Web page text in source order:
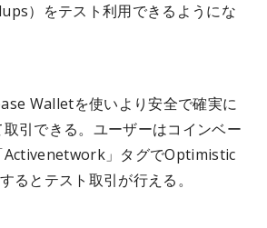
）をテスト利用できるようにな
Walletを使いより安全で確実に
引できる。ユーザーはコインベー
Activenetwork」タグでOptimistic
るとテスト取引が行える。